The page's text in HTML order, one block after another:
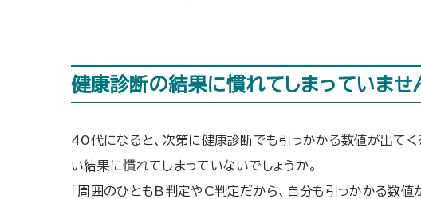
健康診断の結果に慣れてしまっていませ
40代になると、次第に健康診断でも引っかかる数値が出てく
い結果に慣れてしまっていないでしょうか。
「周囲のひともB判定やC判定だから、自分も引っかかる数値